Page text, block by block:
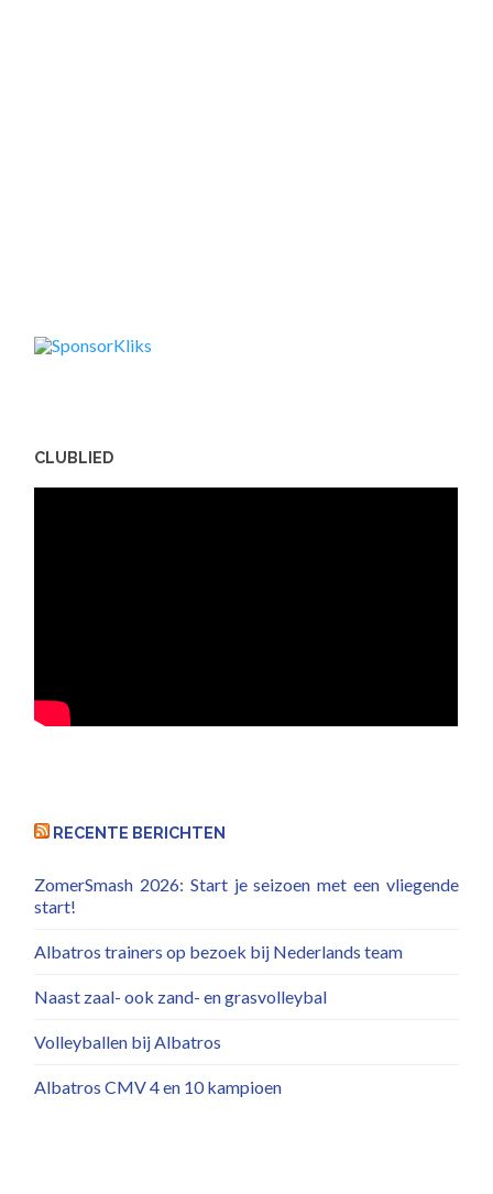
CLUBLIED
RECENTE BERICHTEN
ZomerSmash 2026: Start je seizoen met een vliegende
start!
Albatros trainers op bezoek bij Nederlands team
Naast zaal- ook zand- en grasvolleybal
Volleyballen bij Albatros
Albatros CMV 4 en 10 kampioen